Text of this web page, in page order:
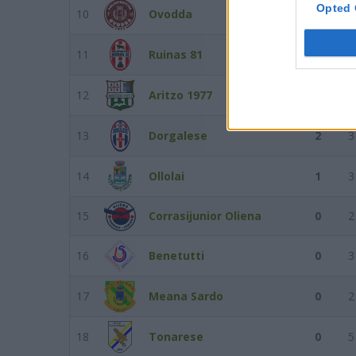
Opted
10 Ovodda 6 3
11 Ruinas 81 4 3
12 Aritzo 1977
13 Dorgalese 2 3
14 Ollolai 1 3
15 Corrasijunior Oliena 0 2
16 Benetutti 0 3
17 Meana Sardo 0 2
18 Tonarese 0 5